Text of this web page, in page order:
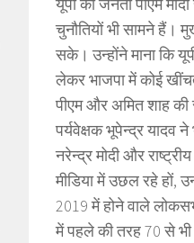
चुनौतियों भी सामने हैं।
सके। उन्होंने माना कि
लेकर भाजपा में कोई
पीएम और अमित शाह की
पर्यवेक्षक भूपेन्द्र यादव
नरेन्द्र मोदी और
मीडिया में उछल रहे हों,
2019 में होने वाले
में पहले की तरह 70 से भी